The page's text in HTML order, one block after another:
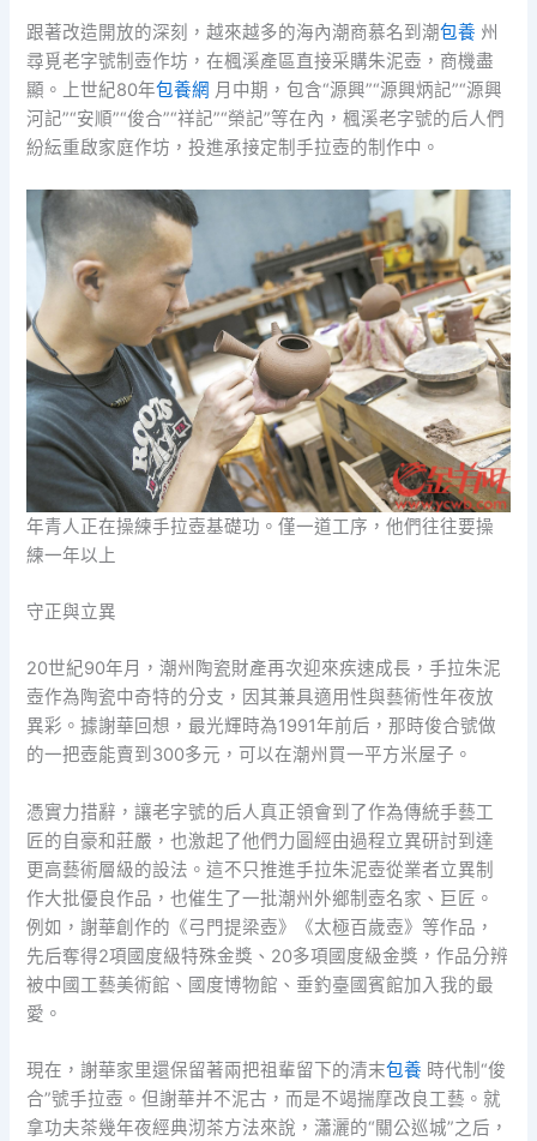
跟著改造開放的深刻，越來越多的海內潮商慕名到潮包養 州
尋覓老字號制壺作坊，在楓溪產區直接采購朱泥壺，商機盡
顯。上世紀80年包養網 月中期，包含“源興”“源興炳記”“源興
河記”“安順”“俊合”“祥記”“榮記”等在內，楓溪老字號的后人們
紛紜重啟家庭作坊，投進承接定制手拉壺的制作中。
年青人正在操練手拉壺基礎功。僅一道工序，他們往往要操
練一年以上
守正與立異
20世紀90年月，潮州陶瓷財產再次迎來疾速成長，手拉朱泥
壺作為陶瓷中奇特的分支，因其兼具適用性與藝術性年夜放
異彩。據謝華回想，最光輝時為1991年前后，那時俊合號做
的一把壺能賣到300多元，可以在潮州買一平方米屋子。
憑實力措辭，讓老字號的后人真正領會到了作為傳統手藝工
匠的自豪和莊嚴，也激起了他們力圖經由過程立異研討到達
更高藝術層級的設法。這不只推進手拉朱泥壺從業者立異制
作大批優良作品，也催生了一批潮州外鄉制壺名家、巨匠。
例如，謝華創作的《弓門提梁壺》《太極百歲壺》等作品，
先后奪得2項國度級特殊金獎、20多項國度級金獎，作品分辨
被中國工藝美術館、國度博物館、垂釣臺國賓館加入我的最
愛。
現在，謝華家里還保留著兩把祖輩留下的清末包養 時代制“俊
合”號手拉壺。但謝華并不泥古，而是不竭揣摩改良工藝。就
拿功夫茶幾年夜經典沏茶方法來說，瀟灑的“關公巡城”之后，